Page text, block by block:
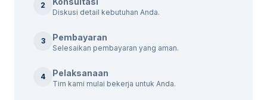
akan dijangkau dapat mempengaruhi
Strategi Konten:Kualitas dan jenis
berpengaruh pada biaya.
2
Diskusi detail kebutuhan Anda.
3 Pembayaran
Selesaikan pembayaran yang aman.
4 Pelaksanaan
Tim kami mulai bekerja untuk Anda.